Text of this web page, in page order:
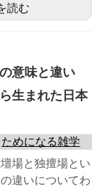
読む
意味と違い
生まれた日本
ためになる雑学
場と独擅場とい
違いについてわ